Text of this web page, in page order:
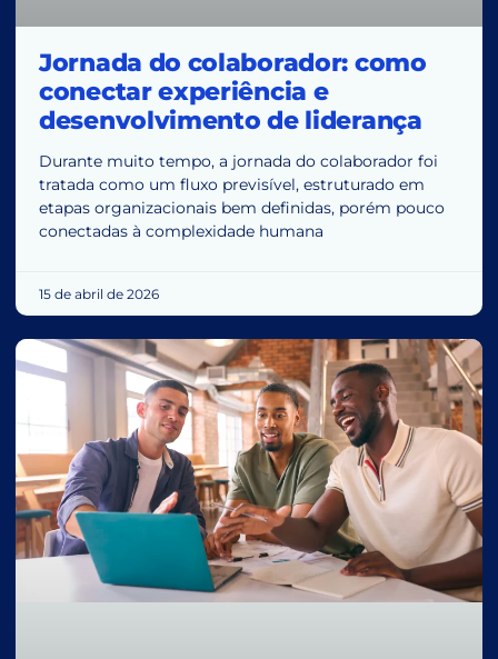
Jornada do colaborador: como
conectar experiência e
desenvolvimento de liderança
Durante muito tempo, a jornada do colaborador foi
tratada como um fluxo previsível, estruturado em
etapas organizacionais bem definidas, porém pouco
conectadas à complexidade humana
15 de abril de 2026